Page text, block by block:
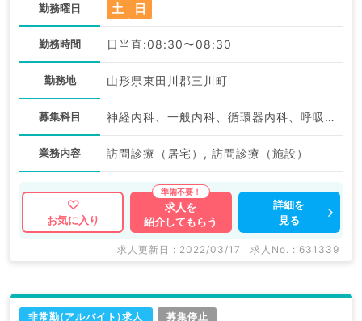
勤務曜日 土 日
勤務時間 日当直:08:30〜08:30
勤務地 山形県東田川郡三川町
募集科目 神経内科、一般内科、循環器内科、呼吸器内科、消化器内科、内分泌・代謝内科、腎臓内科、老年内科、血液内科、外科系全般、一般外科、膠原病科
業務内容 訪問診療（居宅）, 訪問診療（施設）
お気に入り
求人を
紹介してもらう
詳細を
見る
求人更新日 : 2022/03/17 求人No. : 631339
非常勤(アルバイト)求人 募集停止